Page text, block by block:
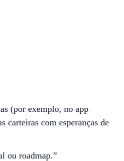
(por exemplo, no app
carteiras com esperanças de
ou roadmap.”